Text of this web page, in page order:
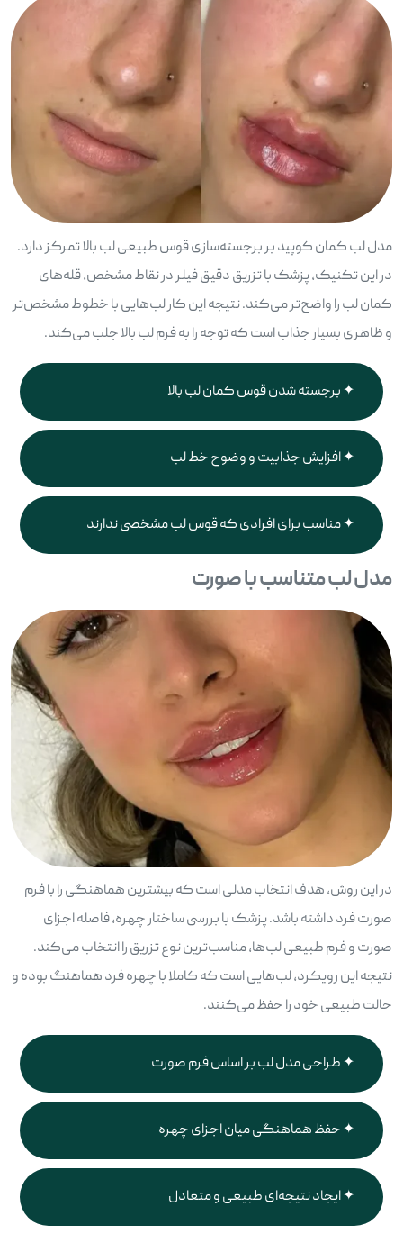
مدل لب کمان کوپید بر برجسته‌سازی قوس طبیعی لب بالا تمرکز دارد.
در این تکنیک، پزشک با تزریق دقیق فیلر در نقاط مشخص، قله‌های
کمان لب را واضح‌تر می‌کند. نتیجه این کار لب‌هایی با خطوط مشخص‌تر
و ظاهری بسیار جذاب است که توجه را به فرم لب بالا جلب می‌کند.
برجسته شدن قوس کمان لب بالا
افزایش جذابیت و وضوح خط لب
مناسب برای افرادی که قوس لب مشخصی ندارند
مدل لب متناسب با صورت
در این روش، هدف انتخاب مدلی است که بیشترین هماهنگی را با فرم
صورت فرد داشته باشد. پزشک با بررسی ساختار چهره، فاصله اجزای
صورت و فرم طبیعی لب‌ها، مناسب‌ترین نوع تزریق را انتخاب می‌کند.
نتیجه این رویکرد، لب‌هایی است که کاملا با چهره فرد هماهنگ بوده و
حالت طبیعی خود را حفظ می‌کنند.
طراحی مدل لب بر اساس فرم صورت
حفظ هماهنگی میان اجزای چهره
ایجاد نتیجه‌ای طبیعی و متعادل